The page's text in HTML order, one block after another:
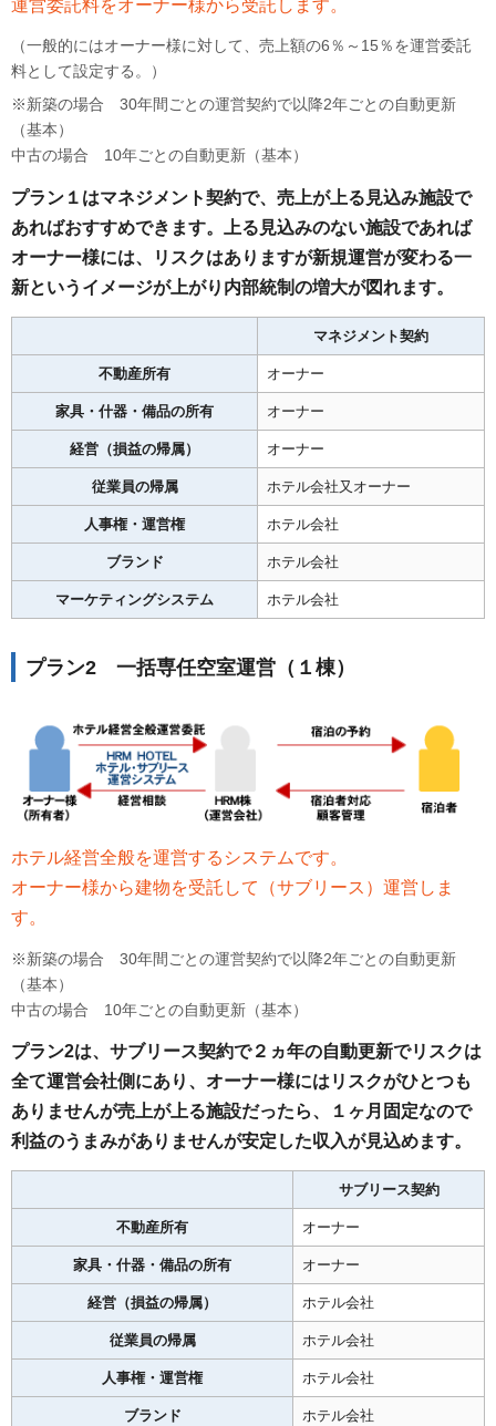
運営委託料をオーナー様から受託します。
（一般的にはオーナー様に対して、売上額の6％～15％を運営委託
料として設定する。）
※新築の場合 30年間ごとの運営契約で以降2年ごとの自動更新
（基本）
中古の場合 10年ごとの自動更新（基本）
プラン１はマネジメント契約で、売上が上る見込み施設で
あればおすすめできます。上る見込みのない施設であれば
オーナー様には、リスクはありますが新規運営が変わる一
新というイメージが上がり内部統制の増大が図れます。
マネジメント契約
不動産所有 オーナー
家具・什器・備品の所有 オーナー
経営（損益の帰属） オーナー
従業員の帰属 ホテル会社又オーナー
人事権・運営権 ホテル会社
ブランド ホテル会社
マーケティングシステム ホテル会社
プラン2 一括専任空室運営（１棟）
ホテル経営全般を運営するシステムです。
オーナー様から建物を受託して（サブリース）運営しま
す。
※新築の場合 30年間ごとの運営契約で以降2年ごとの自動更新
（基本）
中古の場合 10年ごとの自動更新（基本）
プラン2は、サブリース契約で２ヵ年の自動更新でリスクは
全て運営会社側にあり、オーナー様にはリスクがひとつも
ありませんが売上が上る施設だったら、１ヶ月固定なので
利益のうまみがありませんが安定した収入が見込めます。
サブリース契約
不動産所有 オーナー
家具・什器・備品の所有 オーナー
経営（損益の帰属） ホテル会社
従業員の帰属 ホテル会社
人事権・運営権 ホテル会社
ブランド ホテル会社